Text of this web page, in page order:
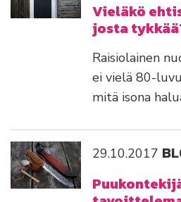
Vieläkö
josta
Raisiolainen
ei vielä 80-
mitä isona
29.10.2017